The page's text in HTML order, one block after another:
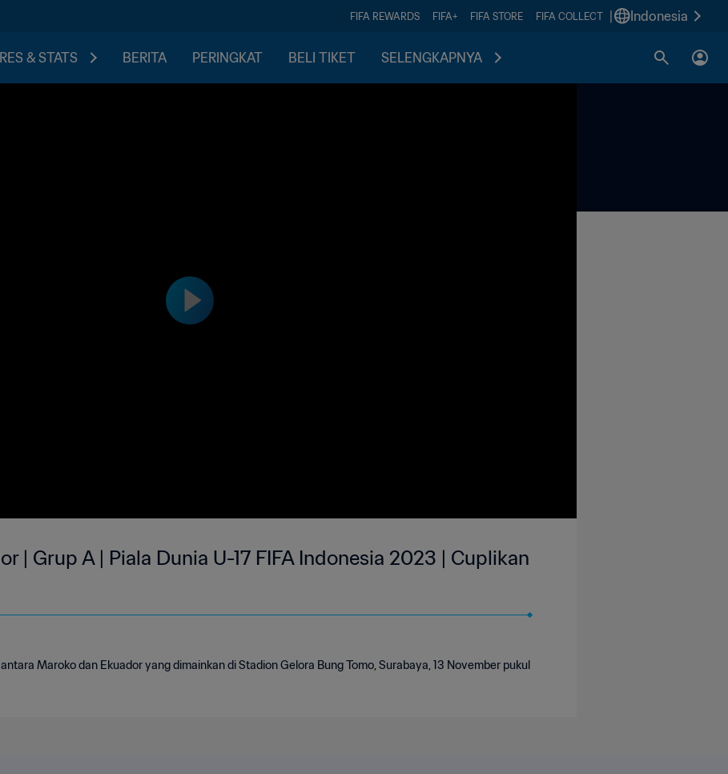
FIFA REWARDS FIFA+ FIFA STORE FIFA COLLECT Indonesia
& STATS BERITA PERINGKAT BELI TIKET SELENGKAPNYA
| Grup A | Piala Dunia U-17 FIFA Indonesia 2023 | Cuplikan
Maroko dan Ekuador yang dimainkan di Stadion Gelora Bung Tomo, Surabaya, 13 November pukul